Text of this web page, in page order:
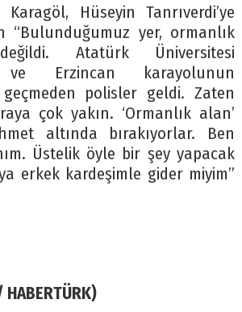
Karagöl, Hüseyin Tanrıverdi’ye
“Bulunduğumuz yer, ormanlık
Atatürk Üniversitesi
ve Erzincan karayolunun
geçmeden polisler geldi. Zaten
çok yakın. ‘Ormanlık alan’
altında bırakıyorlar. Ben
Üstelik öyle bir şey yapacak
erkek kardeşimle gider miyim”